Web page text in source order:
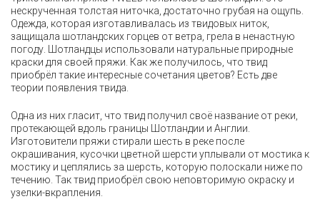
нескрученная толстая ниточка, достаточно грубая на ощупь.
Одежда, которая изготавливалась из твидовых ниток,
защищала шотландских горцев от ветра, грела в ненастную
погоду. Шотландцы использовали натуральные природные
краски для своей пряжи. Как же получилось, что твид
приобрёл такие интересные сочетания цветов? Есть две
теории появления твида.
Одна из них гласит, что твид получил своё название от реки,
протекающей вдоль границы Шотландии и Англии.
Изготовители пряжи стирали шесть в реке после
окрашивания, кусочки цветной шерсти уплывали от мостика к
мостику и цеплялись за шерсть, которую полоскали ниже по
течению. Так твид приобрёл свою неповторимую окраску и
узелки-вкрапления.